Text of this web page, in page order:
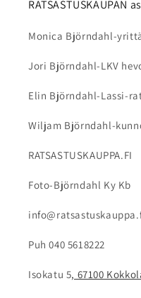
voimakkaita
voivat
RATSASTUSKAUPAN
Monica Björndahl-
Jori Björndahl-LKV
Elin Björndahl-Lassi-
Wiljam Björndahl-
RATSASTUSKAUPPA.FI
Foto-Björndahl Ky Kb
Puh 040 5618222
Isokatu 5, 67100